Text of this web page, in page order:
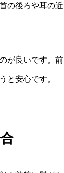
の後ろや耳の近
が良いです。前
と安心です。